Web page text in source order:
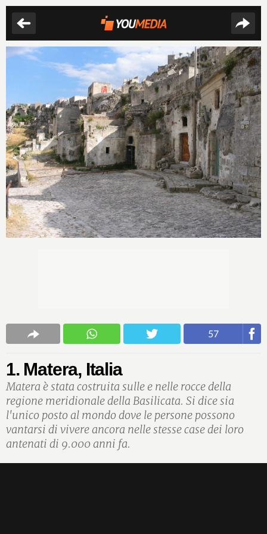
57
1. Matera, Italia
Matera è stata costruita sulle e nelle rocce della
regione meridionale della Basilicata. Si dice sia
l'unico posto al mondo dove le persone possono
vantarsi di vivere ancora nelle stesse case dei loro
antenati di 9.000 anni fa.